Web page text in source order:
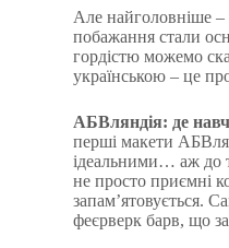
Але найголовніше –
побажання стали
гордістю можемо
українською – це
АБВляндія: де
перші макети
ідеальними… аж до
не просто приємні
запам’ятовується.
феєрверк барв, що